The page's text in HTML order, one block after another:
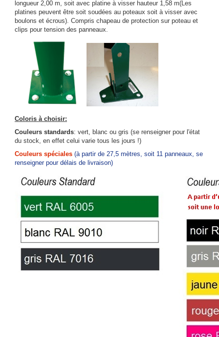
longueur 2,00 m, soit avec platine à visser hauteur 1,58 m(Les
platines peuvent être soit soudées au poteaux soit à visser avec
boulons et écrous). Compris chapeau de protection sur poteau et
clips pour tension des panneaux.
Coloris à choisir:
Couleurs standards: vert, blanc ou gris (se renseigner pour l'état
du stock, en effet celui varie tous les jours !)
Couleurs spéciales (à partir de 27,5 mètres, soit 11 panneaux, se
renseigner pour délais de livraison)